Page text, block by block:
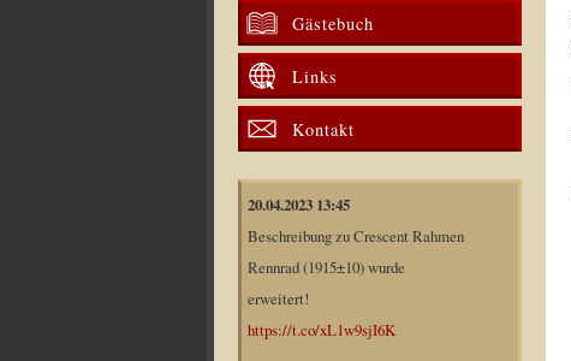
Gästebuch
Links
Kontakt
20.04.2023 13:45
Beschreibung zu Crescent Rahmen
Rennrad (1915±10) wurde
erweitert!
https://t.co/xL1w9sjI6K